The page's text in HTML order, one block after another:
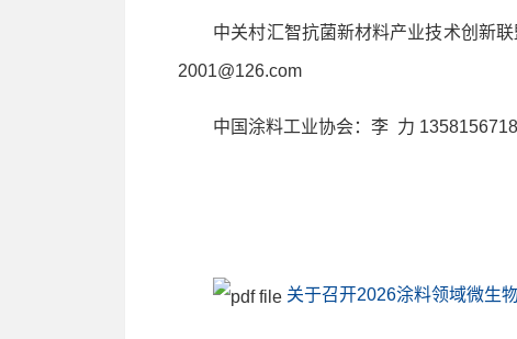
中关村汇智抗菌新材料产业技术创新联
2001@126.com
中国涂料工业协会：李 力
关于召开2026涂料领域微生